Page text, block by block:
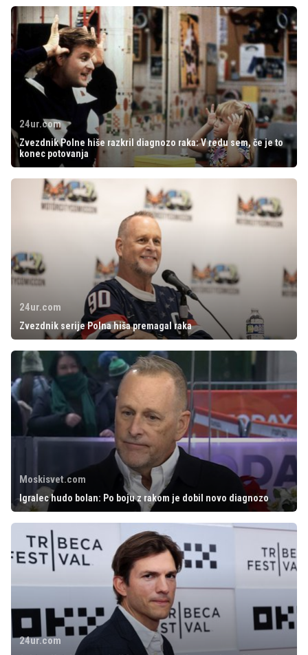
24ur.com
Zvezdnik Polne hiše razkril diagnozo raka: V redu sem, če je to
konec potovanja
24ur.com
Zvezdnik serije Polna hiša premagal raka
Moskisvet.com
Igralec hudo bolan: Po boju z rakom je dobil novo diagnozo
24ur.com